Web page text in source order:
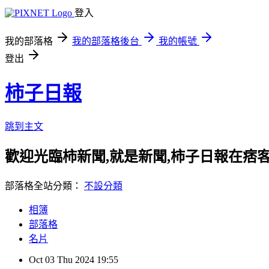
登入
我的部落格 我的部落格後台
我的帳號
登出
柿子日報
跳到主文
歡迎光臨柿新聞,就是新聞,柿子日報在痞
部落格全站分類： 不設分類
相簿
部落格
名片
Oct 03 Thu 2024 19:55